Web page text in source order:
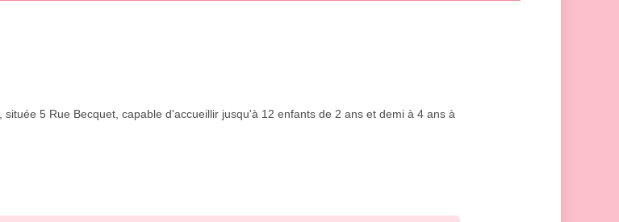
, située 5 Rue Becquet, capable d'accueillir jusqu'à 12 enfants de 2 ans et demi à 4 ans à